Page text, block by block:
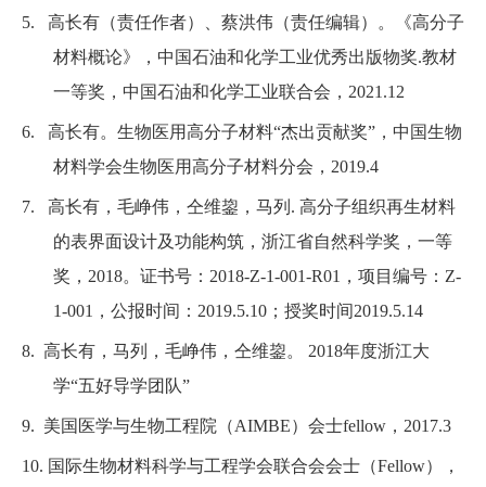
5. 高长有（责任作者）、蔡洪伟（责任编辑） 。
《高分子
材料概论》，中国石油和化学工业优秀出版物奖.教材
一等奖，中国石油和化学工业联合会， 2021.12
6. 高长有。 生物医用高分子材料“杰出贡献奖”，中国生物
材料学会生物医用高分子材料分会， 2019.4
7. 高长有，毛峥伟，仝维鋆，马列 . 高分子组织再生材料
的表界面设计及功能构筑， 浙江省自然科学奖，一等
奖， 2018。证书号： 2018-Z-1-001-R01 ，项目编号： Z-
1-001 ，公报时间： 2019.5.10 ；授奖时间2019.5.14
8. 高长有，马列，毛峥伟，仝维鋆。 2018年度浙江大
学“五好导学团队”
9. 美国医学与生物工程院（AIMBE）会士fellow ， 2017.3
10. 国际生物材料科学与工程学会联合会会士（Fellow），